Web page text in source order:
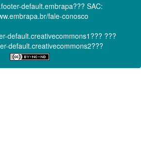
default.embrapa??? SAC:
fale-conosco
default.creativecommons1??? ???
default.creativecommons2???